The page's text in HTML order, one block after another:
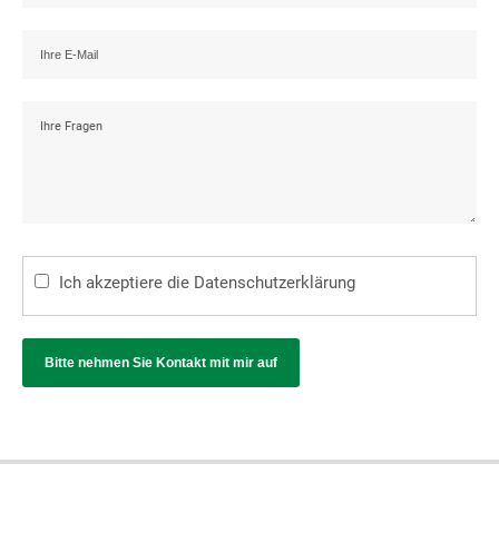
Ich akzeptiere die Datenschutzerklärung
Bitte nehmen Sie Kontakt mit mir auf